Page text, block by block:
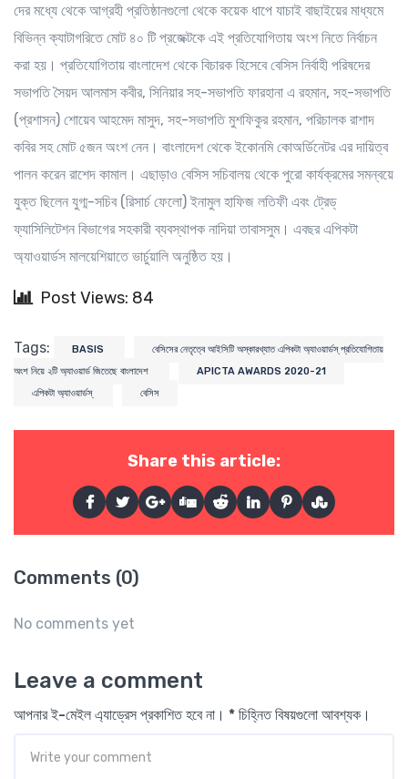
দের মধ্যে থেকে আগ্রহী প্রতিষ্ঠানগুলো থেকে কয়েক ধাপে যাচাই বাছাইয়ের মাধ্যমে
বিভিন্ন ক্যাটাগরিতে মোট ৪০ টি প্রজেক্টকে এই প্রতিযোগিতায় অংশ নিতে নির্বাচন
করা হয়। প্রতিযোগিতায় বাংলাদেশ থেকে বিচারক হিসেবে বেসিস নির্বাহী পরিষদের
সভাপতি সৈয়দ আলমাস কবীর, সিনিয়ার সহ-সভাপতি ফারহানা এ রহমান, সহ-সভাপতি
(প্রশাসন) শোয়েব আহমেদ মাসুদ, সহ-সভাপতি মুশফিকুর রহমান, পরিচালক রাশাদ
কবির সহ মোট ৫জন অংশ নেন। বাংলাদেশ থেকে ইকোনমি কোঅর্ডিনেটর এর দায়িত্ব
পালন করেন রাশেদ কামাল। এছাড়াও বেসিস সচিবালয় থেকে পুরো কার্যক্রমের সমন্বয়ে
যুক্ত ছিলেন যুগ্ম-সচিব (রিসার্চ ফেলো) ইনামুল হাফিজ লতিফী এবং ট্রেড্‌
ফ্যাসিলিটেশন বিভাগের সহকারী ব্যবস্থাপক নাদিয়া তাবাসসুম। এবছর এপিকটা
অ্যাওয়ার্ডস মালয়েশিয়াতে ভার্চুয়ালি অনুষ্ঠিত হয়।
Post Views: 84
Tags: BASIS
বেসিসের নেতৃত্বে আইসিটি অস্কারখ্যাত এপিকটা অ্যাওয়ার্ডস্ প্রতিযোগিতায়
অংশ নিয়ে ২টি অ্যাওয়ার্ড জিতেছে বাংলাদেশ
APICTA AWARDS 2020-21
এপিকটা অ্যাওয়ার্ডস্
বেসিস
Share this article:
Comments (0)
No comments yet
Leave a comment
আপনার ই-মেইল এ্যাড্রেস প্রকাশিত হবে না। * চিহ্নিত বিষয়গুলো আবশ্যক।